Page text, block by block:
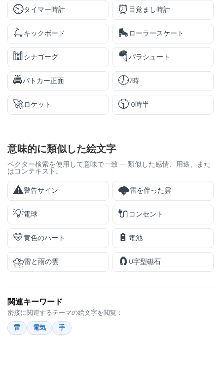
⏲️タイマー時計 ⏰ 目覚まし時計
🛴キックボード 🛼ローラースケート
🕍シナゴーグ 🪂パラシュート
🚔パトカー正面 🕖7時
🚀ロケット 🕥10時半
意味的に類似した絵文字
ベクター検索を使用して意味で一致 — 類似した感情、用途、また
はコンテキスト。
⚠️警告サイン 🌩️雷を伴った雲
💡電球 🔌 コンセント
💛黄色のハート 🔋 電池
⛈️雷と雨の雲 🧲 U字型磁石
関連キーワード
密接に関連するテーマの絵文字を閲覧：
雷
電気 手